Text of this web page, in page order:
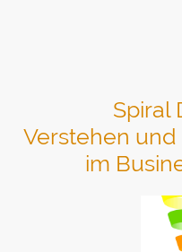
Spiral
Verstehen
im